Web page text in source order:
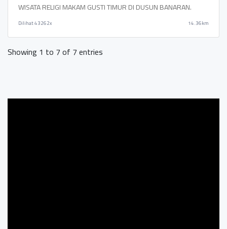
WISATA RELIGI MAKAM GUSTI TIMUR DI DUSUN BANARAN.
Dilihat43262x 14.36km
Showing 1 to 7 of 7 entries